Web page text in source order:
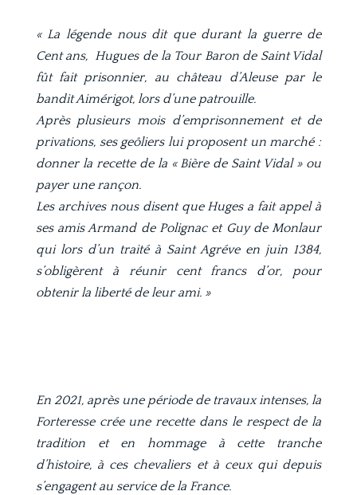
« La légende nous dit que durant la guerre de
Cent ans, Hugues de la Tour Baron de Saint Vidal
fût fait prisonnier, au château d’Aleuse par le
bandit Aimérigot, lors d’une patrouille.
Après plusieurs mois d’emprisonnement et de
privations, ses geôliers lui proposent un marché :
donner la recette de la « Bière de Saint Vidal » ou
payer une rançon.
Les archives nous disent que Huges a fait appel à
ses amis Armand de Polignac et Guy de Monlaur
qui lors d’un traité à Saint Agréve en juin 1384,
s’obligèrent à réunir cent francs d’or, pour
obtenir la liberté de leur ami. »
En 2021, après une période de travaux intenses, la
Forteresse crée une recette dans le respect de la
tradition et en hommage à cette tranche
d’histoire, à ces chevaliers et à ceux qui depuis
s’engagent au service de la France.